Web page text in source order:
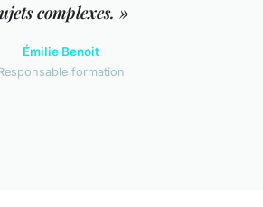
complexes. »
Émilie Benoit
formation